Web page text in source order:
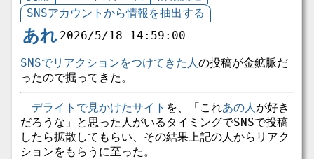
SNSアカウントから情報を抽出する
あれ 2026/5/18 14:59:00
SNSでリアクションをつけてきた人 の投稿が金鉱脈だ
ったので掘ってきた。
デライトで見かけたサイト を、「これあの人 が好き
だろうな」と思った人がいるタイミングでSNSで投稿
したら拡散してもらい、その結果上記の人からリアク
ションをもらうに至った。